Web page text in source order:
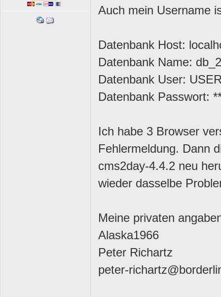
Auch mein Username
Datenbank Host:
Datenbank Name:
Datenbank User:
Datenbank Passwort:
Ich habe 3 Browser
Fehlermeldung. Dann
cms2day-4.4.2 neu
wieder dasselbe
Meine privaten
Alaska1966
Peter Richartz
peter-